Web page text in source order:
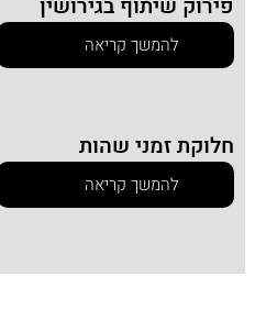
פירוק שיתוף בגירושין
להמשך קריאה
חלוקת זמני שהות
להמשך קריאה